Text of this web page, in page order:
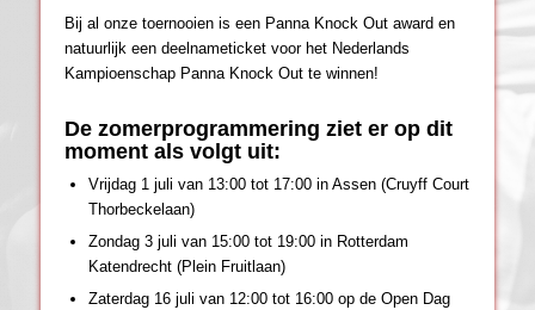
Bij al onze toernooien is een Panna Knock Out award en
natuurlijk een deelnameticket voor het Nederlands
Kampioenschap Panna Knock Out te winnen!
De zomerprogrammering ziet er op dit
moment als volgt uit:
Vrijdag 1 juli van 13:00 tot 17:00 in Assen (Cruyff Court
Thorbeckelaan)
Zondag 3 juli van 15:00 tot 19:00 in Rotterdam
Katendrecht (Plein Fruitlaan)
Zaterdag 16 juli van 12:00 tot 16:00 op de Open Dag